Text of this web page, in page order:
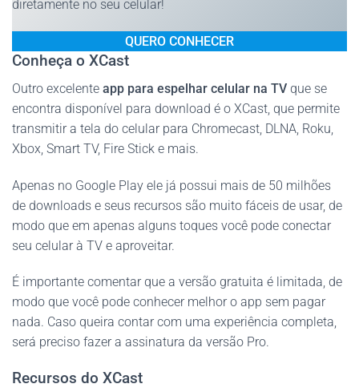
diretamente no seu celular!
QUERO CONHECER
Conheça o XCast
Outro excelente app para espelhar celular na TV que se
encontra disponível para download é o XCast, que permite
transmitir a tela do celular para Chromecast, DLNA, Roku,
Xbox, Smart TV, Fire Stick e mais.
Apenas no Google Play ele já possui mais de 50 milhões
de downloads e seus recursos são muito fáceis de usar, de
modo que em apenas alguns toques você pode conectar
seu celular à TV e aproveitar.
É importante comentar que a versão gratuita é limitada, de
modo que você pode conhecer melhor o app sem pagar
nada. Caso queira contar com uma experiência completa,
será preciso fazer a assinatura da versão Pro.
Recursos do XCast